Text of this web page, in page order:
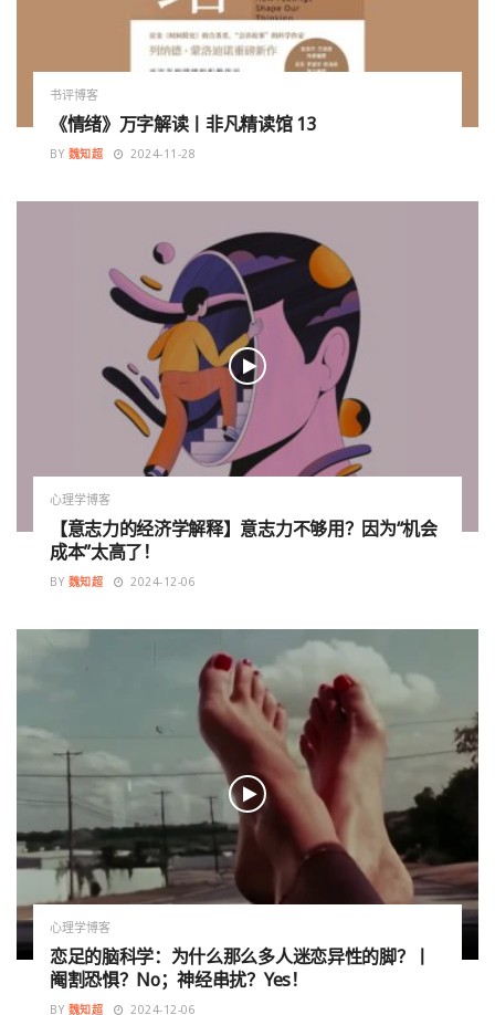
书评博客
《情绪》万字解读丨非凡精读馆 13
BY 魏知超 2024-11-28
心理学博客
【意志力的经济学解释】意志力不够用？因为“机会
成本”太高了！
BY 魏知超 2024-12-06
心理学博客
恋足的脑科学：为什么那么多人迷恋异性的脚？丨
阉割恐惧？No；神经串扰？Yes！
BY 魏知超 2024-12-06